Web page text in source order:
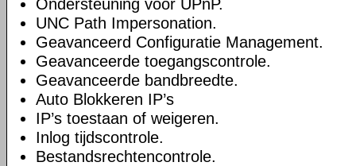
Ondersteuning voor UPnP.
UNC Path Impersonation.
Geavanceerd Configuratie Management.
Geavanceerde toegangscontrole.
Geavanceerde bandbreedte.
Auto Blokkeren IP’s
IP’s toestaan of weigeren.
Inlog tijdscontrole.
Bestandsrechtencontrole.